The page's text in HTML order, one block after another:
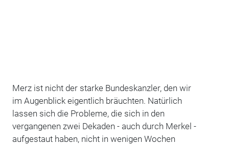
Merz ist nicht der starke Bundeskanzler, den wir
im Augenblick eigentlich bräuchten. Natürlich
lassen sich die Probleme, die sich in den
vergangenen zwei Dekaden - auch durch Merkel -
aufgestaut haben, nicht in wenigen Wochen